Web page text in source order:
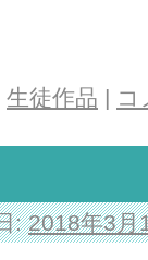
生徒作品 | コ
: 2018年3月